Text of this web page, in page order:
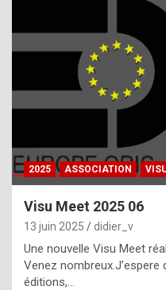
2025 ASSOCIATION
Visu Meet 2025 06
13 juin 2025 didier_v
Une nouvelle Visu Meet
Venez
éditions,…